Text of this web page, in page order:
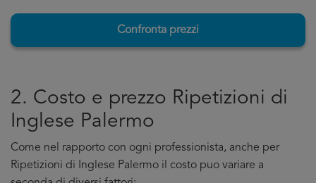
Confronta prezzi
2. Costo e prezzo Ripetizioni di
Inglese Palermo
Come nel rapporto con ogni professionista, anche per
Ripetizioni di Inglese Palermo il costo puo variare a